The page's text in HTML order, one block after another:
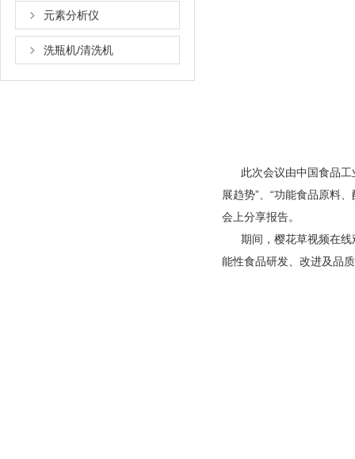
元素分析仪
洗瓶机/清洗机
此次会议由中国食品工业
展趋势”、“功能食品原料
会上分享报告。
期间，樱花草视频在
能性食品研发、改进及品